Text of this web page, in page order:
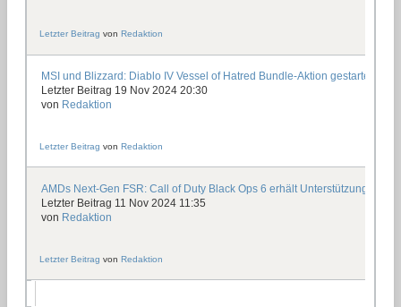
Letzter Beitrag vonRedaktion
MSI und Blizzard: Diablo IV Vessel of Hatred Bundle-Aktion gestartet
Letzter Beitrag 19 Nov 2024 20:30
von Redaktion
Letzter Beitrag vonRedaktion
AMDs Next-Gen FSR: Call of Duty Black Ops 6 erhält Unterstützung
Letzter Beitrag 11 Nov 2024 11:35
von Redaktion
Letzter Beitrag vonRedaktion